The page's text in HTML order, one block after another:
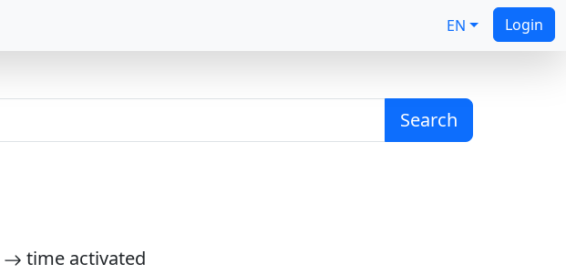
EN Login
Search
time activated